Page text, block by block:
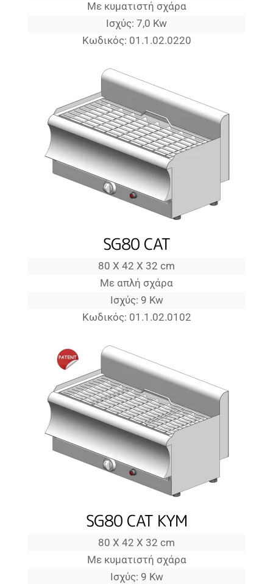
Με κυματιστή σχάρα
Ισχύς: 7,0 Kw
Κωδικός: 01.1.02.0220
SG80 CAT
80 X 42 X 32 cm
Με απλή σχάρα
Ισχύς: 9 Kw
Κωδικός: 01.1.02.0102
SG80 CAT KYM
80 X 42 X 32 cm
Με κυματιστή σχάρα
Ισχύς: 9 Kw